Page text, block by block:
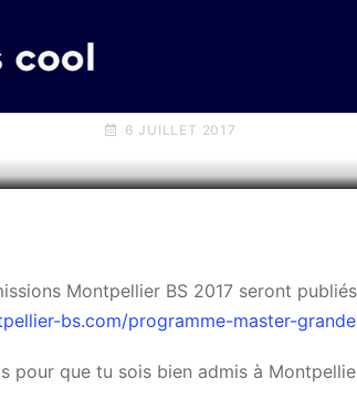
Montpellier BS
6 JUILLET 2017
Montpellier BS 2017 seront
bs.com/programme-master-
pour que tu sois bien admis à